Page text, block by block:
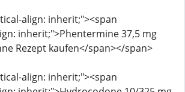
align: inherit;"><span
inherit;">Phentermine 37,5 mg
Rezept kaufen</span></span>
align: inherit;"><span